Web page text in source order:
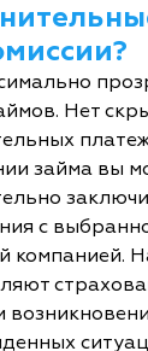
Нет
займа вы
с
компанией.